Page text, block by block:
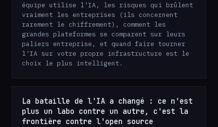
équipe utilise l'IA, les risques qui brûlent
vraiment les entreprises (ils concernent
rarement le chiffrement), comment les
grandes plateformes se comparent sur leurs
paliers entreprise, et quand faire tourner
l'IA sur votre propre infrastructure est le
choix le plus intelligent.
La bataille de l'IA a changé : ce n'est
plus un labo contre un autre, c'est la
frontière contre l'open source